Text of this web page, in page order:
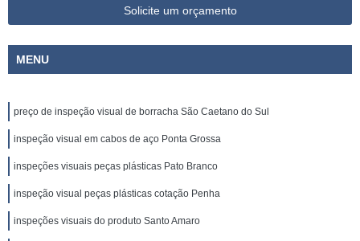
Solicite um orçamento
MENU
preço de inspeção visual de borracha São Caetano do Sul
inspeção visual em cabos de aço Ponta Grossa
inspeções visuais peças plásticas Pato Branco
inspeção visual peças plásticas cotação Penha
inspeções visuais do produto Santo Amaro